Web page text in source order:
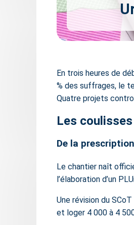
En trois heures de
% des suffrages, le
Quatre projets
Les
De la
Le chantier naît
l’élaboration d’un
Une révision du
et loger 4 000 à 4